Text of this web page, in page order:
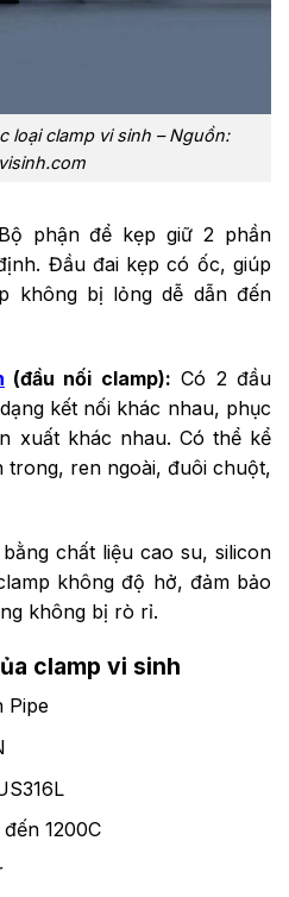
loại clamp vi sinh – Nguồn:
phận để kẹp giữ 2 phần
Đầu đai kẹp có ốc, giúp
không bị lỏng dễ dẫn đến
(đầu nối clamp): Có 2 đầu
kết nối khác nhau, phục
xuất khác nhau. Có thể kể
trong, ren ngoài, đuôi chuột,
chất liệu cao su, silicon
không độ hở, đảm bảo
không bị rò rỉ.
clamp vi sinh
Pipe
1200C